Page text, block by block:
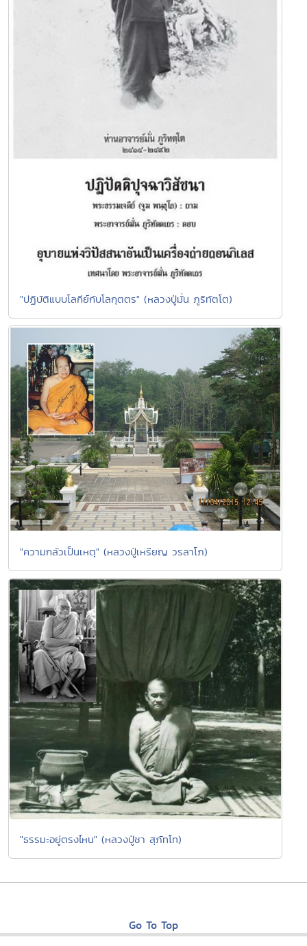
"ปฏิบัติแบบโลกีย์กับโลกุตตร" (หลวงปู่มั่น ภูริทัตโต)
"ความกลัวเป็นเหตุ" (หลวงปู่เหรียญ วรลาโภ)
"ธรรมะอยู่ตรงไหน" (หลวงปู่ชา สุภัทโท)
Go To Top